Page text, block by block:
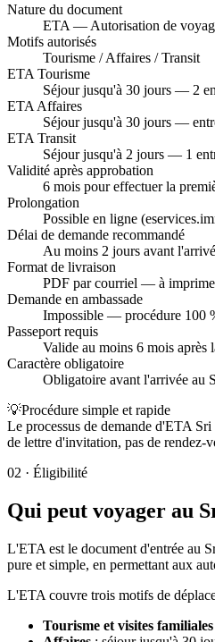
Nature du document
ETA — Autorisation de
Motifs autorisés
Tourisme / Affaires / Transit
ETA Tourisme
Séjour jusqu'à 30 jours — 2
ETA Affaires
Séjour jusqu'à 30 jours —
ETA Transit
Séjour jusqu'à 2 jours — 1
Validité après approbation
6 mois pour effectuer la
Prolongation
Possible en ligne
Délai de demande recommandé
Au moins 2 jours avant
Format de livraison
PDF par courriel — à
Demande en ambassade
Impossible — procédure 100
Passeport requis
Valide au moins 6 mois après
Caractère obligatoire
Obligatoire avant l'arrivée au
💡Procédure simple et rapide
Le processus de demande d'ETA
de lettre d'invitation, pas de rendez-
02 · Éligibilité
Qui peut voyager au
L'ETA est le document d'entrée au
pure et simple, en permettant aux
L'ETA couvre trois motifs de
Tourisme et visites familiales